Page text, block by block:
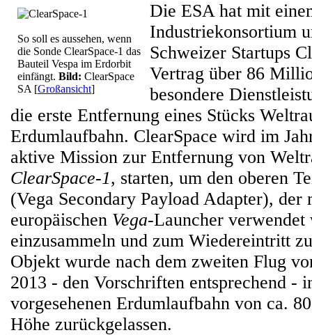
So soll es aussehen, wenn
die Sonde ClearSpace-1 das
Bauteil Vespa im Erdorbit
einfängt. Bild: ClearSpace
SA [Großansicht]
Die ESA hat mit
Industriekonsortium
Schweizer Startups
Vertrag über 86
besondere
die erste Entfernung eines Stücks
Erdumlaufbahn. ClearSpace wird im
aktive Mission zur Entfernung von
ClearSpace-1, starten, um den oberen
(Vega Secondary Payload Adapter), der
europäischen Vega-Launcher verwendet
einzusammeln und zum Wiedereintritt
Objekt wurde nach dem zweiten Flug
2013 - den Vorschriften entsprechend -
vorgesehenen Erdumlaufbahn von ca.
Höhe zurückgelassen.